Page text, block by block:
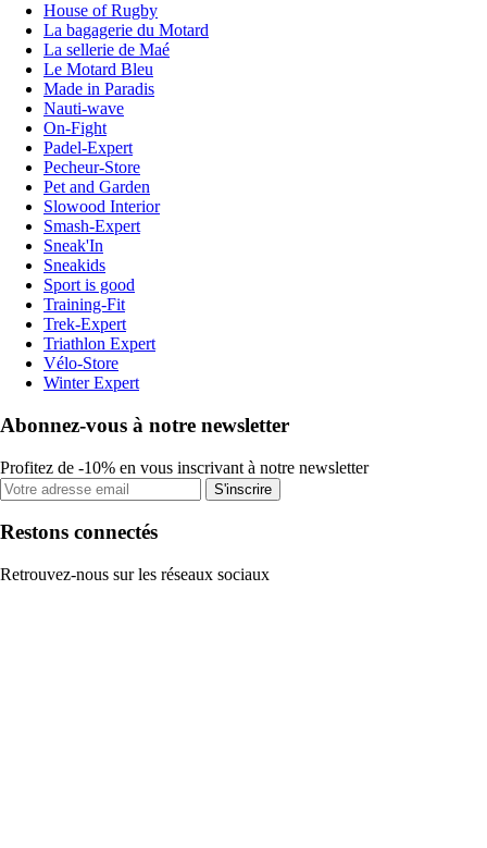
House of Rugby
La bagagerie du Motard
La sellerie de Maé
Le Motard Bleu
Made in Paradis
Nauti-wave
On-Fight
Padel-Expert
Pecheur-Store
Pet and Garden
Slowood Interior
Smash-Expert
Sneak'In
Sneakids
Sport is good
Training-Fit
Trek-Expert
Triathlon Expert
Vélo-Store
Winter Expert
Abonnez-vous à notre newsletter
Profitez de -10% en vous inscrivant à notre newsletter
S'inscrire
Restons connectés
Retrouvez-nous sur les réseaux sociaux